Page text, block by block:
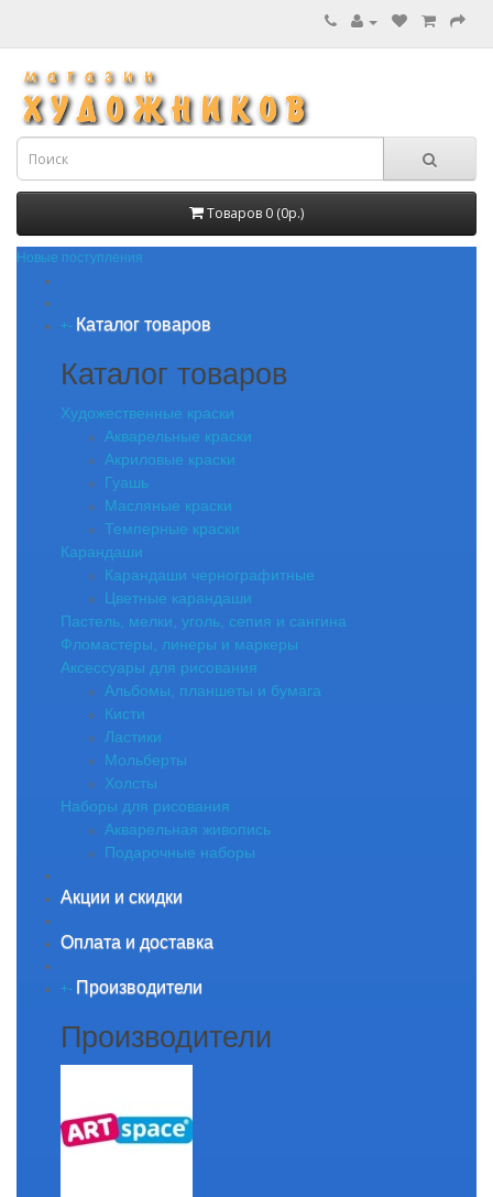
Товаров 0 (0р.)
Новые поступления
+- Каталог товаров
Каталог товаров
Художественные краски
Акварельные краски
Акриловые краски
Гуашь
Масляные краски
Темперные краски
Карандаши
Карандаши чернографитные
Цветные карандаши
Пастель, мелки, уголь, сепия и сангина
Фломастеры, линеры и маркеры
Аксессуары для рисования
Альбомы, планшеты и бумага
Кисти
Ластики
Мольберты
Холсты
Наборы для рисования
Акварельная живопись
Подарочные наборы
Акции и скидки
Оплата и доставка
+- Производители
Производители